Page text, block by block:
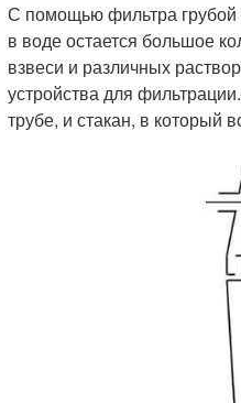
С помощью фильтра грубой
в воде остается большое
взвеси и различных
устройства для
трубе, и стакан, в который